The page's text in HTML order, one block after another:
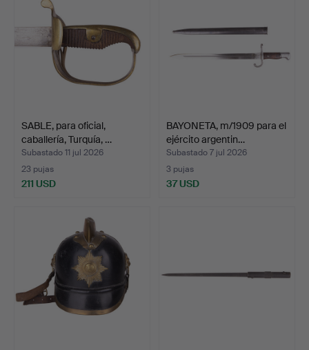
SABLE, para oficial,
caballería, Turquía, …
Subastado 11 jul 2026
23 pujas
211 USD
BAYONETA, m/1909 para el
ejército argentin…
Subastado 7 jul 2026
3 pujas
37 USD